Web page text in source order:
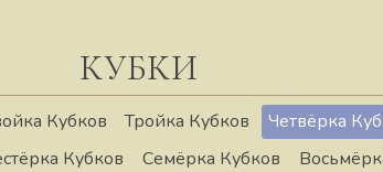
КУБКИ
Кубков Тройка Кубков
Четвёрка
Кубков Семёрка Кубков